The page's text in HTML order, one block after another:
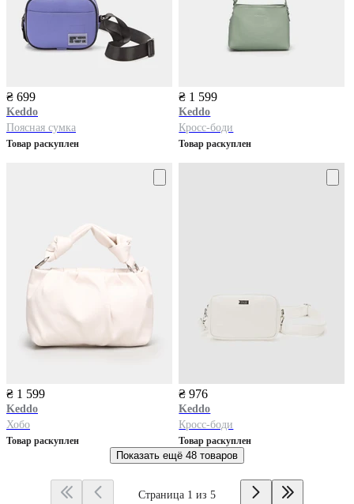
₴ 699
Keddo
Поясная сумка
Товар раскуплен
₴ 1 599
Keddo
Кросс-боди
Товар раскуплен
₴ 1 599
Keddo
Хобо
Товар раскуплен
₴ 976
Keddo
Кросс-боди
Товар раскуплен
Показать ещё 48 товаров
Страница 1 из 5